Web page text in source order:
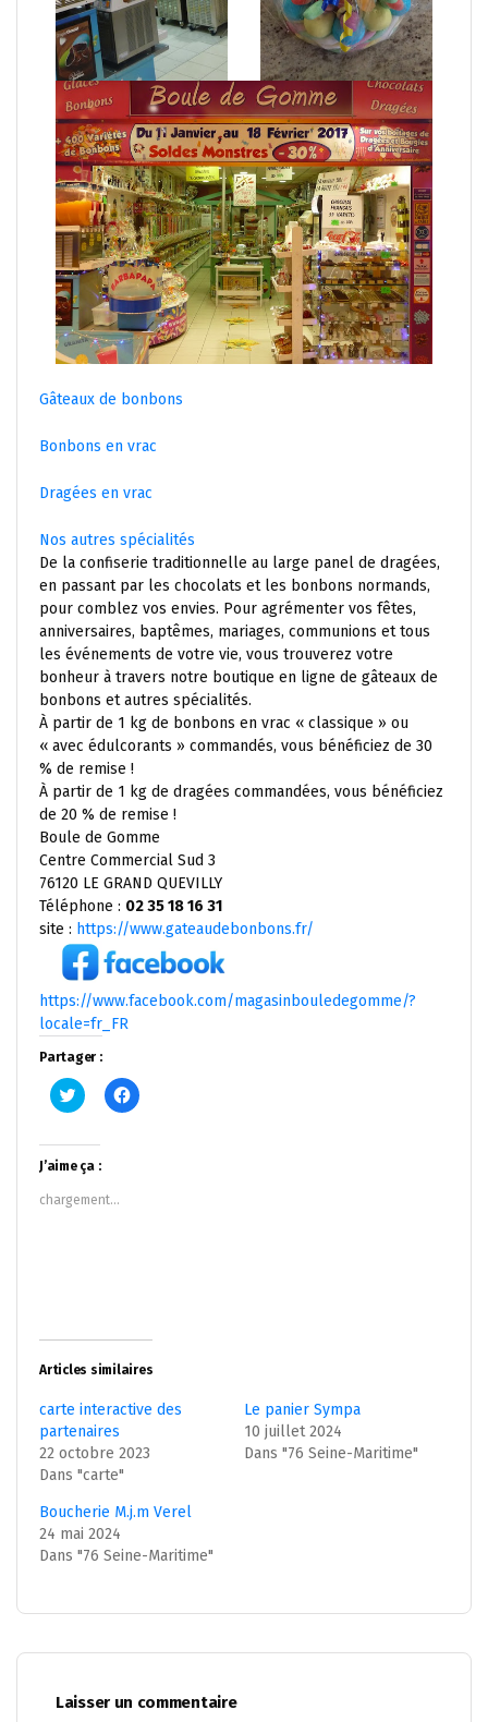
Gâteaux de bonbons
Bonbons en vrac
Dragées en vrac
Nos autres spécialités
De la confiserie traditionnelle au large panel de dragées,
en passant par les chocolats et les bonbons normands,
pour comblez vos envies. Pour agrémenter vos fêtes,
anniversaires, baptêmes, mariages, communions et tous
les événements de votre vie, vous trouverez votre
bonheur à travers notre boutique en ligne de gâteaux de
bonbons et autres spécialités.
À partir de 1 kg de bonbons en vrac « classique » ou
« avec édulcorants » commandés, vous bénéficiez de 30
% de remise !
À partir de 1 kg de dragées commandées, vous bénéficiez
de 20 % de remise !
Boule de Gomme
Centre Commercial Sud 3
76120 LE GRAND QUEVILLY
Téléphone : 02 35 18 16 31
site : https://www.gateaudebonbons.fr/
https://www.facebook.com/magasinbouledegomme/?
locale=fr_FR
Partager :
Cliquez
pour
Twitter(ouvre
dans
une
nouvelle
fenêtre)
Cliquez
pour
J’aime ça :
chargement…
Articles similaires
carte interactive des
partenaires
22 octobre 2023
Dans "carte"
Le panier Sympa
10 juillet 2024
Dans "76 Seine-Maritime"
Boucherie M.j.m Verel
24 mai 2024
Dans "76 Seine-Maritime"
Laisser un commentaire